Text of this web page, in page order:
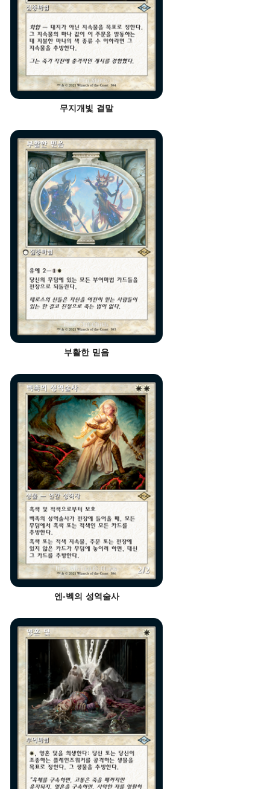
무지개빛 결말
부활한 믿음
엔-벡의 성역술사